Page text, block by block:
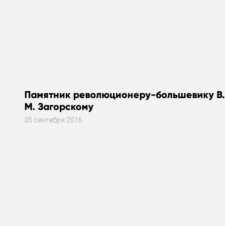
Памятник революционеру-большевику В.
М. Загорскому
05 сентября 2016